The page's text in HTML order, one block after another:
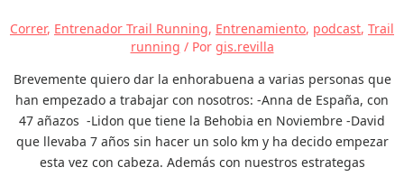
Correr, Entrenador Trail Running, Entrenamiento, podcast, Trail
running / Por gis.revilla
Brevemente quiero dar la enhorabuena a varias personas que
han empezado a trabajar con nosotros: -Anna de España, con
47 añazos -Lidon que tiene la Behobia en Noviembre -David
que llevaba 7 años sin hacer un solo km y ha decido empezar
esta vez con cabeza. Además con nuestros estrategas